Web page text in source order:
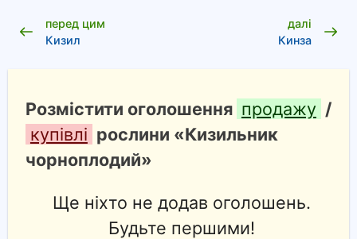
перед цим
Кизил
далі
Кинза
Розмістити оголошення продажу /
купівлі рослини «Кизильник
чорноплодий»
Ще ніхто не додав оголошень.
Будьте першими!